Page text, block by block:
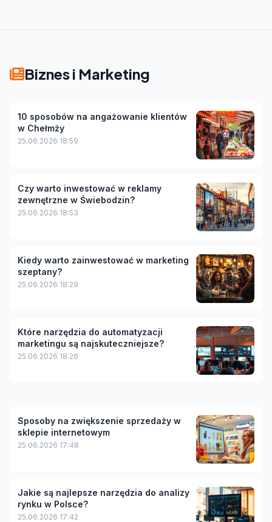
Biznes i Marketing
10 sposobów na angażowanie klientów
w Chełmży
25.06.2026 18:59
Czy warto inwestować w reklamy
zewnętrzne w Świebodzin?
25.06.2026 18:53
Kiedy warto zainwestować w marketing
szeptany?
25.06.2026 18:29
Które narzędzia do automatyzacji
marketingu są najskuteczniejsze?
25.06.2026 18:26
Sposoby na zwiększenie sprzedaży w
sklepie internetowym
25.06.2026 17:48
Jakie są najlepsze narzędzia do analizy
rynku w Polsce?
25.06.2026 17:42